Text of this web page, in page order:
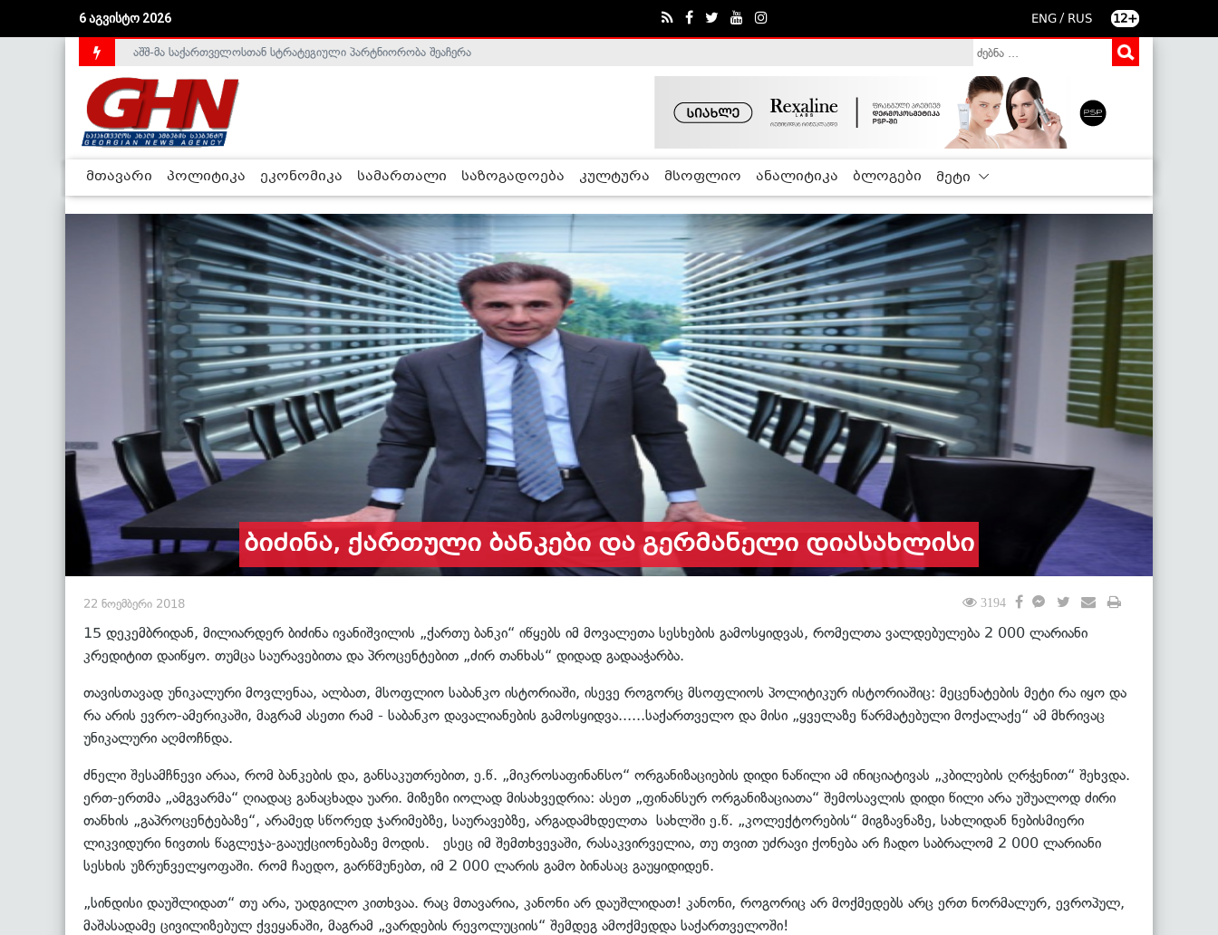
6 აგვისტო 2026 ENG / RUS 12+
საქართველოს დე-ფაქტო მთავრობა არალეგიტიმურია - ჰელსინკის კომისია
აშშ-მა საქართველოსთან სტრატეგიული პარტნიორობა შეაჩერა
მთავარი პოლიტიკა ეკონომიკა სამართალი საზოგადოება კულტურა მსოფლიო ანალიტიკა ბლოგები მეტი
ბიძინა, ქართული ბანკები და გერმანელი დიასახლისი
22 ნოემბერი 2018 3194
15 დეკემბრიდან, მილიარდერ ბიძინა ივანიშვილის „ქართუ ბანკი“ იწყებს იმ მოვალეთა სესხების გამოსყიდვას, რომელთა ვალდებულება 2 000 ლარიანი
კრედიტით დაიწყო. თუმცა საურავებითა და პროცენტებით „ძირ თანხას“ დიდად გადააჭარბა.
თავისთავად უნიკალური მოვლენაა, ალბათ, მსოფლიო საბანკო ისტორიაში, ისევე როგორც მსოფლიოს პოლიტიკურ ისტორიაშიც: მეცენატების მეტი რა იყო და
რა არის ევრო-ამერიკაში, მაგრამ ასეთი რამ - საბანკო დავალიანების გამოსყიდვა......საქართველო და მისი „ყველაზე წარმატებული მოქალაქე“ ამ მხრივაც
უნიკალური აღმოჩნდა.
ძნელი შესამჩნევი არაა, რომ ბანკების და, განსაკუთრებით, ე.წ. „მიკროსაფინანსო“ ორგანიზაციების დიდი ნაწილი ამ ინიციატივას „კბილების ღრჭენით“ შეხვდა.
ერთ-ერთმა „ამგვარმა“ ღიადაც განაცხადა უარი. მიზეზი იოლად მისახვედრია: ასეთ „ფინანსურ ორგანიზაციათა“ შემოსავლის დიდი წილი არა უშუალოდ ძირი
თანხის „გაპროცენტებაზე“, არამედ სწორედ ჯარიმებზე, საურავებზე, არგადამხდელთა სახლში ე.წ. „კოლექტორების“ მიგზავნაზე, სახლიდან ნებისმიერი
ლიკვიდური ნივთის წაგლეჯა-გააუქციონებაზე მოდის. ესეც იმ შემთხვევაში, რასაკვირველია, თუ თვით უძრავი ქონება არ ჩადო საბრალომ 2 000 ლარიანი
სესხის უზრუნველყოფაში. რომ ჩაედო, გარწმუნებთ, იმ 2 000 ლარის გამო ბინასაც გაუყიდიდენ.
„სინდისი დაუშლიდათ“ თუ არა, უადგილო კითხვაა. რაც მთავარია, კანონი არ დაუშლიდათ! კანონი, როგორიც არ მოქმედებს არც ერთ ნორმალურ, ევროპულ,
მაშასადამე ცივილიზებულ ქვეყანაში, მაგრამ „ვარდების რევოლუციის“ შემდეგ ამოქმედდა საქართველოში!